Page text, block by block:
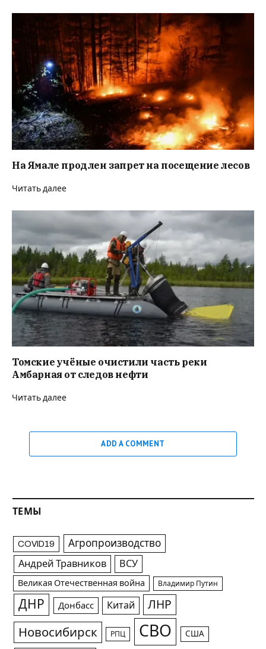
На Ямале продлен запрет на посещение лесов
Читать далее
Томские учёные очистили часть реки
Амбарная от следов нефти
Читать далее
ADD A COMMENT
ТЕМЫ
COVID19 Агропроизводство
Андрей Травников ВСУ
Великая Отечественная война Владимир Путин
ДНР Донбасс Китай ЛНР
Новосибирск РПЦ СВО США